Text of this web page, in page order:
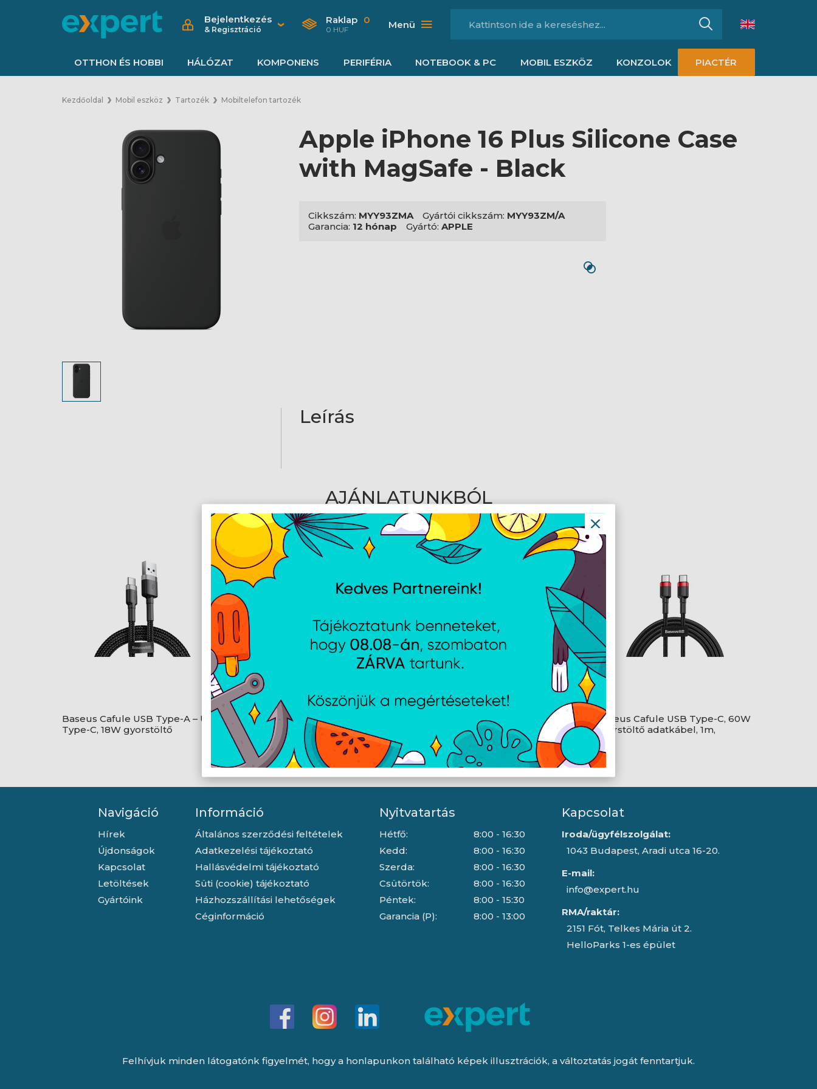
Bejelentkezés
& Regisztráció
Raklap 0
0 HUF Menü
OTTHON ÉS HOBBI HÁLÓZAT KOMPONENS PERIFÉRIA NOTEBOOK & PC MOBIL ESZKÖZ KONZOLOK PIACTÉR
Kezdőoldal Mobil eszköz Tartozék Mobiltelefon tartozék
Apple iPhone 16 Plus Silicone Case
with MagSafe - Black
Cikkszám: MYY93ZMA Gyártói cikkszám: MYY93ZM/A
Garancia: 12 hónap Gyártó: APPLE
Leírás
AJÁNLATUNKBÓL
Baseus Cafule USB Type-A – USB
Type-C, 18W gyorstöltő
Baseus Cafule USB Type-A – USB
Type-C, 18W gyorstöltő
adatkábel, 1m, piros
Baseus Osculum Type Gravity
műszerfalra rögzíthető
gravitációs autós telefontartó,
fekete
Baseus Cafule USB Type-C, 60W
gyorstöltő adatkábel, 1m,
fekete/piros
Navigáció
Hírek
Újdonságok
Kapcsolat
Letöltések
Gyártóink
Információ
Általános szerződési feltételek
Adatkezelési tájékoztató
Hallásvédelmi tájékoztató
Süti (cookie) tájékoztató
Házhozszállítási lehetőségek
Céginformáció
Nyitvatartás
Hétfő:
Kedd:
Szerda:
Csütörtök:
Péntek:
Garancia (P):
8:00 - 16:30
8:00 - 16:30
8:00 - 16:30
8:00 - 16:30
8:00 - 15:30
8:00 - 13:00
Kapcsolat
Iroda/ügyfélszolgálat:
1043 Budapest, Aradi utca 16-20.
E-mail:
info@expert.hu
RMA/raktár:
2151 Fót, Telkes Mária út 2.
HelloParks 1-es épület
Felhívjuk minden látogatónk figyelmét, hogy a honlapunkon található képek illusztrációk, a változtatás jogát fenntartjuk.